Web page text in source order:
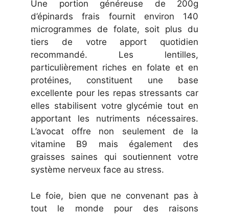
Une portion généreuse de 200g
d’épinards frais fournit environ 140
microgrammes de folate, soit plus du
tiers de votre apport quotidien
recommandé. Les lentilles,
particulièrement riches en folate et en
protéines, constituent une base
excellente pour les repas stressants car
elles stabilisent votre glycémie tout en
apportant les nutriments nécessaires.
L’avocat offre non seulement de la
vitamine B9 mais également des
graisses saines qui soutiennent votre
système nerveux face au stress.
Le foie, bien que ne convenant pas à
tout le monde pour des raisons